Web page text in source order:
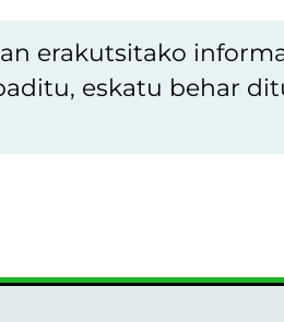
erakutsitako
eskatu behar